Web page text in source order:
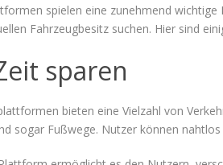
spielen eine zunehmend
Fahrzeugbesitz suchen. Hier sind
sparen
bieten eine Vielzahl von
sogar Fußwege. Nutzer können